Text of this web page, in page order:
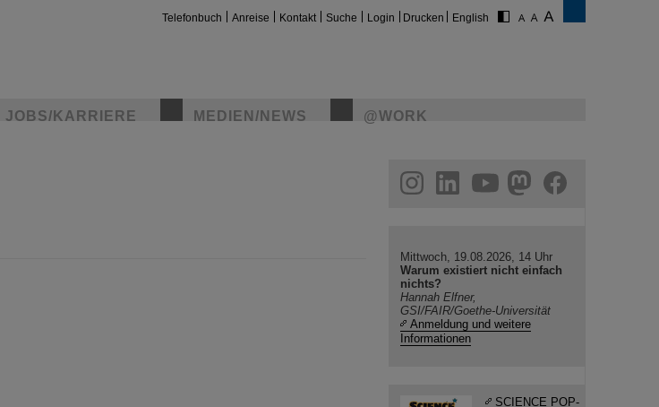
Telefonbuch Anreise Kontakt Suche Login Drucken English
JOBS/KARRIERE MEDIEN/NEWS @WORK
helmholtz.social
facebook
Mittwoch, 19.08.2026, 14 Uhr
Warum existiert nicht einfach
nichts?
Hannah Elfner,
GSI/FAIR/Goethe-Universität
Anmeldung und weitere
Informationen
SCIENCE POP-